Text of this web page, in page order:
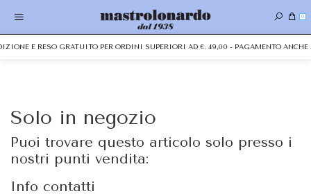
0
E RESO GRATUITO PER ORDINI SUPERIORI AD €. 49,00 - PAGAMENTO ANCHE
Solo in negozio
Puoi trovare questo articolo solo presso i
nostri punti vendita:
Info contatti